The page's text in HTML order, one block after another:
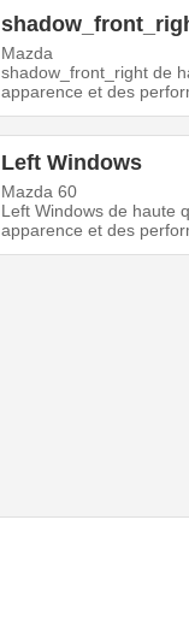
Mazda
shadow_front_right de
apparence et des
Left Windows
Mazda 60
Left Windows de haute
apparence et des